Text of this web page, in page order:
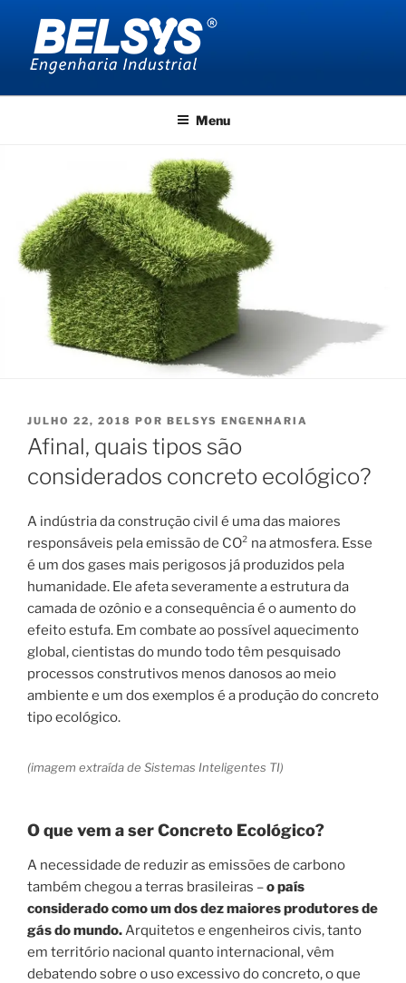
conteúdo
BELSYS ENGENHARIA
Menu
PUBLICADO
EM
JULHO 22, 2018 POR BELSYS ENGENHARIA
Afinal, quais tipos são
considerados concreto ecológico?
A indústria da construção civil é uma das maiores
responsáveis pela emissão de CO² na atmosfera. Esse
é um dos gases mais perigosos já produzidos pela
humanidade. Ele afeta severamente a estrutura da
camada de ozônio e a consequência é o aumento do
efeito estufa. Em combate ao possível aquecimento
global, cientistas do mundo todo têm pesquisado
processos construtivos menos danosos ao meio
ambiente e um dos exemplos é a produção do concreto
tipo ecológico.
(imagem extraída de Sistemas Inteligentes TI)
O que vem a ser Concreto Ecológico?
A necessidade de reduzir as emissões de carbono
também chegou a terras brasileiras –o país
considerado como um dos dez maiores produtores de
gás do mundo.Arquitetos e engenheiros civis, tanto
em território nacional quanto internacional, vêm
debatendo sobre o uso excessivo do concreto, o que